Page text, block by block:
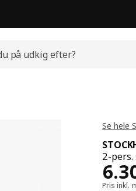
Se hele
2-
Pris inkl.